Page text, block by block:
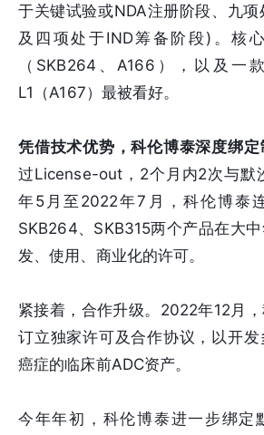
于关键试验或NDA注册阶段、九
及四项处于IND筹备阶段)。核
（SKB264、A166），以及一
L1（A167）最被看好。
凭借技术优势，科伦博泰深度绑定
过License-out，2个月内2次与默
年5月至2022年7月，科伦博泰
SKB264、SKB315两个产品在大
发、使用、商业化的许可。
紧接着，合作升级。2022年12月
订立独家许可及合作协议，以开
癌症的临床前ADC资产。
今年年初，科伦博泰进一步绑定